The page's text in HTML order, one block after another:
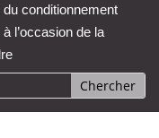
du conditionnement
l’occasion de la